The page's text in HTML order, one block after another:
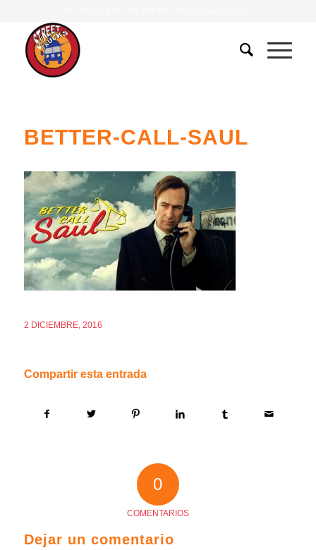
BETTER-CALL-SAUL
2 DICIEMBRE, 2016
Compartir esta entrada
0
COMENTARIOS
Dejar un comentario